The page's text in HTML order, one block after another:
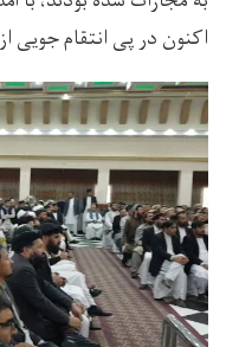
اکنون در پی انتقام جویی